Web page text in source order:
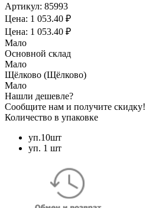
Артикул: 85993
Цена: 1 053.40 ₽
Цена: 1 053.40 ₽
Мало
Основной склад
Мало
Щёлково (Щёлково)
Мало
Нашли дешевле?
Сообщите нам и получите скидку!
Количество в упаковке
уп.10шт
уп. 1 шт